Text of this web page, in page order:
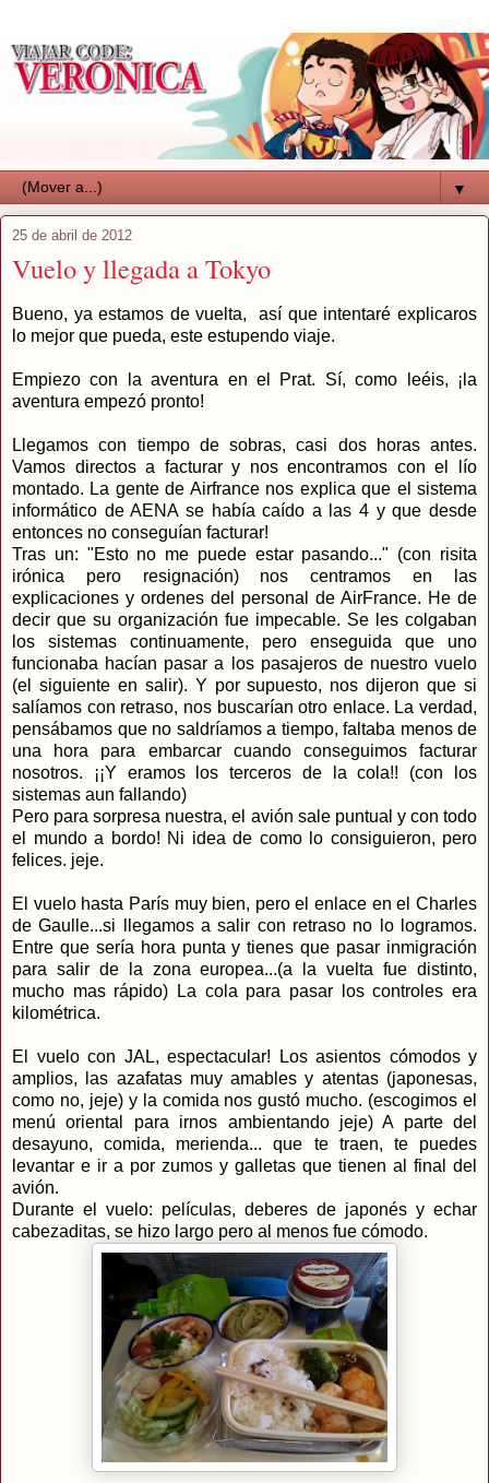
▼
25 de abril de 2012
Vuelo y llegada a Tokyo
Bueno, ya estamos de vuelta, así que intentaré explicaros
lo mejor que pueda, este estupendo viaje.
Empiezo con la aventura en el Prat. Sí, como leéis, ¡la
aventura empezó pronto!
Llegamos con tiempo de sobras, casi dos horas antes.
Vamos directos a facturar y nos encontramos con el lío
montado. La gente de Airfrance nos explica que el sistema
informático de AENA se había caído a las 4 y que desde
entonces no conseguían facturar!
Tras un: "Esto no me puede estar pasando..." (con risita
irónica pero resignación) nos centramos en las
explicaciones y ordenes del personal de AirFrance. He de
decir que su organización fue impecable. Se les colgaban
los sistemas continuamente, pero enseguida que uno
funcionaba hacían pasar a los pasajeros de nuestro vuelo
(el siguiente en salir). Y por supuesto, nos dijeron que si
salíamos con retraso, nos buscarían otro enlace. La verdad,
pensábamos que no saldríamos a tiempo, faltaba menos de
una hora para embarcar cuando conseguimos facturar
nosotros. ¡¡Y eramos los terceros de la cola!! (con los
sistemas aun fallando)
Pero para sorpresa nuestra, el avión sale puntual y con todo
el mundo a bordo! Ni idea de como lo consiguieron, pero
felices. jeje.
El vuelo hasta París muy bien, pero el enlace en el Charles
de Gaulle...si llegamos a salir con retraso no lo logramos.
Entre que sería hora punta y tienes que pasar inmigración
para salir de la zona europea...(a la vuelta fue distinto,
mucho mas rápido) La cola para pasar los controles era
kilométrica.
El vuelo con JAL, espectacular! Los asientos cómodos y
amplios, las azafatas muy amables y atentas (japonesas,
como no, jeje) y la comida nos gustó mucho. (escogimos el
menú oriental para irnos ambientando jeje) A parte del
desayuno, comida, merienda... que te traen, te puedes
levantar e ir a por zumos y galletas que tienen al final del
avión.
Durante el vuelo: películas, deberes de japonés y echar
cabezaditas, se hizo largo pero al menos fue cómodo.